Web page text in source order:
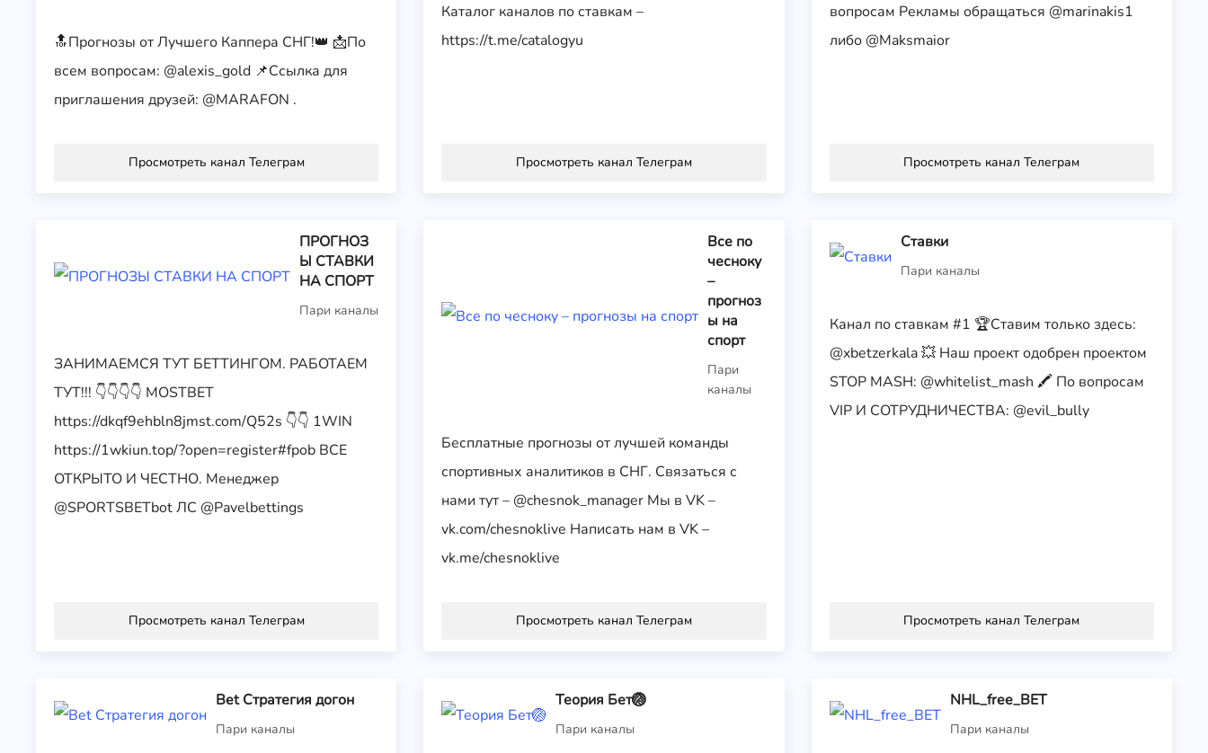
🔝Прогнозы от Лучшего Каппера СНГ!👑 📩По
всем вопросам: @alexis_gold 📌Ссылка для
приглашения друзей: @MARAFON .
Просмотреть канал Телеграм
Каталог каналов по ставкам –
https://t.me/catalogyu
Просмотреть канал Телеграм
вопросам Рекламы обращаться @marinakis1
либо @Maksmaior
Просмотреть канал Телеграм
ПРОГНОЗ
Ы СТАВКИ
НА СПОРТ
Пари каналы
ЗАНИМАЕМСЯ ТУТ БЕТТИНГОМ. РАБОТАЕМ
ТУТ!!! 👇👇👇👇 MOSTBET
https://dkqf9ehbln8jmst.com/Q52s 👇👇 1WIN
https://1wkiun.top/?open=register#fpob ВСЕ
ОТКРЫТО И ЧЕСТНО. Менеджер
@SPORTSBETbot ЛС @Pavelbettings
Просмотреть канал Телеграм
Все по
чесноку
–
прогноз
ы на
спорт
Пари
каналы
Бесплатные прогнозы от лучшей команды
спортивных аналитиков в СНГ. Связаться с
нами тут – @chesnok_manager Мы в VK –
vk.com/chesnoklive Написать нам в VK –
vk.me/chesnoklive
Просмотреть канал Телеграм
Ставки
Пари каналы
Канал по ставкам #1 🏆Ставим только здесь:
@xbetzerkala 💥 Наш проект одобрен проектом
STOP MASH: @whitelist_mash 🖍️ По вопросам
VIP И СОТРУДНИЧЕСТВА: @evil_bully
Просмотреть канал Телеграм
Bet Стратегия догон
Пари каналы
Теория Бет🏐
Пари каналы
NHL_free_BET
Пари каналы